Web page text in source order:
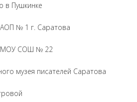
в Пушкинке
№ 1 г. Саратова
МОУ СОШ № 22
музея писателей Саратова